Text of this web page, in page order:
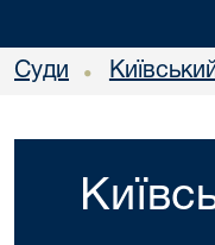
Суди •